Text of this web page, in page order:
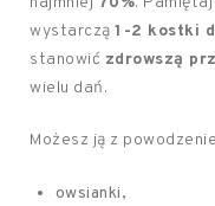
wystarczą 1-2 kostki
stanowić zdrowszą
wielu dań.
Możesz ją z
owsianki,